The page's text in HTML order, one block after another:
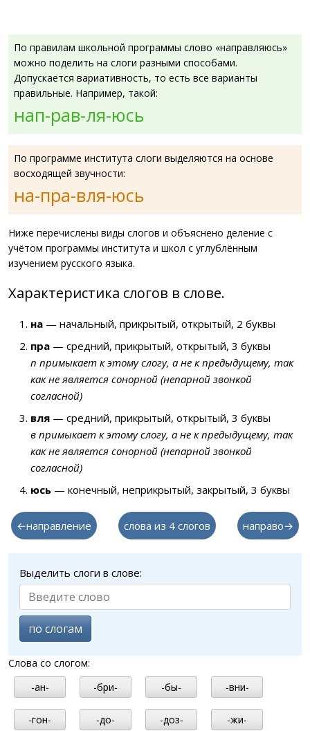
По правилам школьной программы слово «направляюсь»
можно поделить на слоги разными способами.
Допускается вариативность, то есть все варианты
правильные. Например, такой:
нап-рав-ля-юсь
По программе института слоги выделяются на основе
восходящей звучности:
на-пра-вля-юсь
Ниже перечислены виды слогов и объяснено деление с
учётом программы института и школ с углублённым
изучением русского языка.
Характеристика слогов в слове.
на — начальный, прикрытый, открытый, 2 буквы
пра — средний, прикрытый, открытый, 3 буквы
п примыкает к этому слогу, а не к предыдущему, так
как не является сонорной (непарной звонкой
согласной)
вля — средний, прикрытый, открытый, 3 буквы
в примыкает к этому слогу, а не к предыдущему, так
как не является сонорной (непарной звонкой
согласной)
юсь — конечный, неприкрытый, закрытый, 3 буквы
←направление слова из 4 слогов направо→
Выделить слоги в слове:
по слогам
Слова со слогом:
-ан-
-бри- -бы- -вни-
-гон- -до- -доз- -жи-